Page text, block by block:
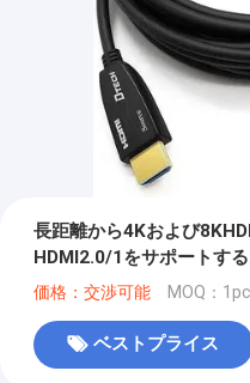
長距離から4Kおよび
HDMI2.0/1をサポートす
価格：交渉可能 MOQ：
ベストプライス